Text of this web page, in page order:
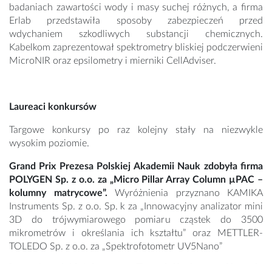
badaniach zawartości wody i masy suchej różnych, a firma
Erlab przedstawiła sposoby zabezpieczeń przed
wdychaniem szkodliwych substancji chemicznych.
Kabelkom zaprezentował spektrometry bliskiej podczerwieni
MicroNIR oraz epsilometry i mierniki CellAdviser.
Laureaci konkursów
Targowe konkursy po raz kolejny stały na niezwykle
wysokim poziomie.
Grand Prix Prezesa Polskiej Akademii Nauk zdobyła firma
POLYGEN Sp. z o.o. za „Micro Pillar Array Column µPAC –
kolumny matrycowe”. Wyróżnienia przyznano KAMIKA
Instruments Sp. z o.o. Sp. k za „Innowacyjny analizator mini
3D do trójwymiarowego pomiaru cząstek do 3500
mikrometrów i określania ich kształtu” oraz METTLER-
TOLEDO Sp. z o.o. za „Spektrofotometr UV5Nano”